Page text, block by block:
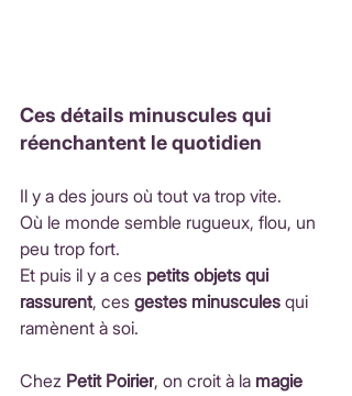
Ces détails minuscules qui
réenchantent le quotidien
Il y a des jours où tout va trop vite.
Où le monde semble rugueux, flou, un
peu trop fort.
Et puis il y a ces petits objets qui
rassurent, ces gestes minuscules qui
ramènent à soi.
Chez Petit Poirier, on croit à la magie